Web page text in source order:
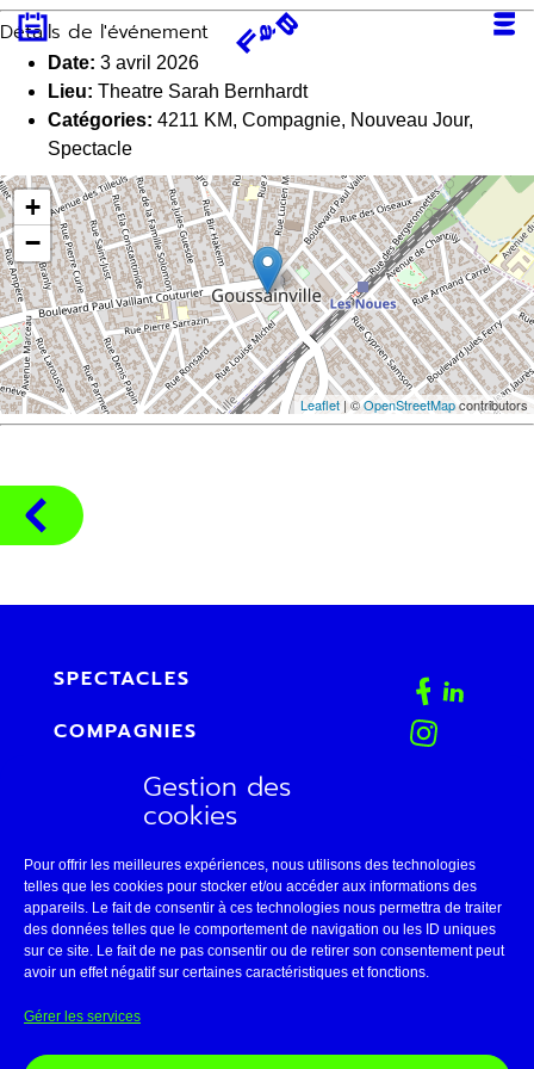
Gestion des
cookies
Pour offrir les meilleures expériences, nous utilisons des technologies
telles que les cookies pour stocker et/ou accéder aux informations des
appareils. Le fait de consentir à ces technologies nous permettra de traiter
des données telles que le comportement de navigation ou les ID uniques
sur ce site. Le fait de ne pas consentir ou de retirer son consentement peut
avoir un effet négatif sur certaines caractéristiques et fonctions.
Gérer les services
Aller
au
contenu
Détails de l'événement
Date: 3 avril 2026
Lieu: Theatre Sarah Bernhardt
Catégories: 4211 KM, Compagnie, Nouveau Jour,
Spectacle
+
−
Leaflet | ©OpenStreetMapcontributors
SPECTACLES
COMPAGNIES
AGENDA
CONTACT
ESPACE PRO